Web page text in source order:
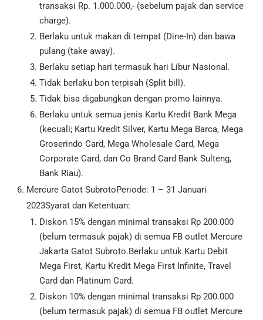
transaksi Rp. 1.000.000,- (sebelum pajak dan service
charge).
Berlaku untuk makan di tempat (Dine-In) dan bawa
pulang (take away).
Berlaku setiap hari termasuk hari Libur Nasional.
Tidak berlaku bon terpisah (Split bill).
Tidak bisa digabungkan dengan promo lainnya.
Berlaku untuk semua jenis Kartu Kredit Bank Mega
(kecuali; Kartu Kredit Silver, Kartu Mega Barca, Mega
Groserindo Card, Mega Wholesale Card, Mega
Corporate Card, dan Co Brand Card Bank Sulteng,
Bank Riau).
Mercure Gatot SubrotoPeriode: 1 – 31 Januari
2023Syarat dan Ketentuan:
Diskon 15% dengan minimal transaksi Rp 200.000
(belum termasuk pajak) di semua FB outlet Mercure
Jakarta Gatot Subroto.Berlaku untuk Kartu Debit
Mega First, Kartu Kredit Mega First Infinite, Travel
Card dan Platinum Card.
Diskon 10% dengan minimal transaksi Rp 200.000
(belum termasuk pajak) di semua FB outlet Mercure